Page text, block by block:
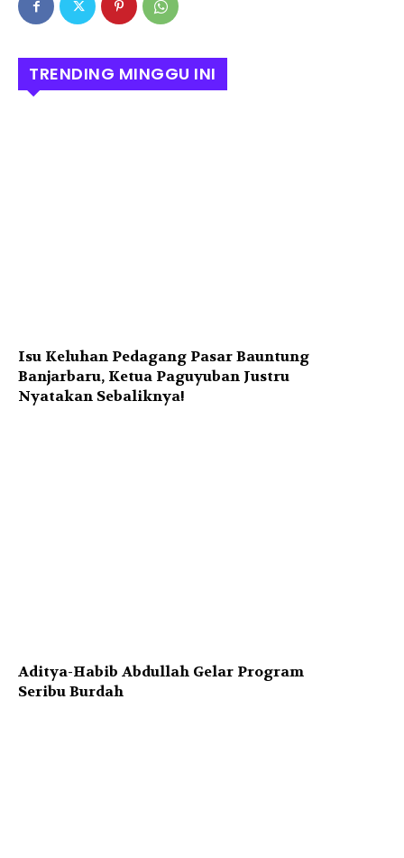
TRENDING MINGGU INI
Isu Keluhan Pedagang Pasar Bauntung
Banjarbaru, Ketua Paguyuban Justru
Nyatakan Sebaliknya!
Aditya-Habib Abdullah Gelar Program
Seribu Burdah